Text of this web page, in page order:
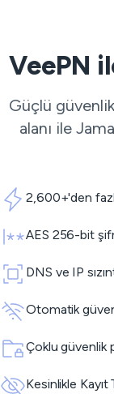
VeePN
Güçlü
alanı ile
2,600+'den
AES 256-bit
DNS ve IP
Otomatik
Çoklu güvenlik
Kesinlikle